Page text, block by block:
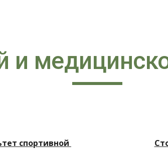
и
спортивной